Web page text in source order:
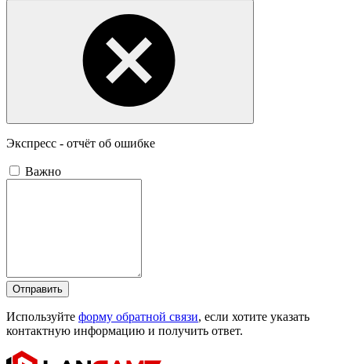
Экспресс - отчёт об ошибке
Важно
Отправить
Используйте форму обратной связи, если хотите указать
контактную информацию и получить ответ.